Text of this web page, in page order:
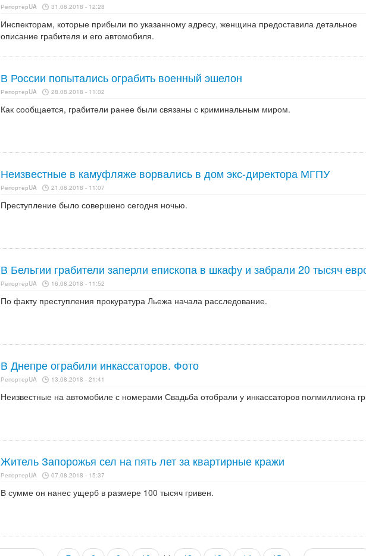
РепортерUA 31.08.2018 - 12:28
Инспекторам, которые прибыли по указанному адресу, женщина предоставила детальное
описание грабителя и его автомобиля.
В России попытались ограбить военный эшелон
РепортерUA 28.08.2018 - 11:02
Как сообщается, грабители ранее были связаны с криминальным миром.
Неизвестные в камуфляже ворвались в дом экс-директора МГПУ
РепортерUA 21.08.2018 - 11:07
Преступление было совершено сегодня ночью.
В Бельгии грабители заперли епископа в шкафу и забрали 20 тысяч
РепортерUA 16.08.2018 - 11:52
По факту преступления прокуратура Льежа начала расследование.
В Днепре ограбили инкассаторов. Фото
РепортерUA 13.08.2018 - 21:41
Неизвестные на автомобиле с номерами Свадьба отобрали у инкассаторов полмиллиона
Житель Запорожья сел на пять лет за квартирные кражи
РепортерUA 07.08.2018 - 15:37
В сумме он нанес ущерб в размере 100 тысяч гривен.